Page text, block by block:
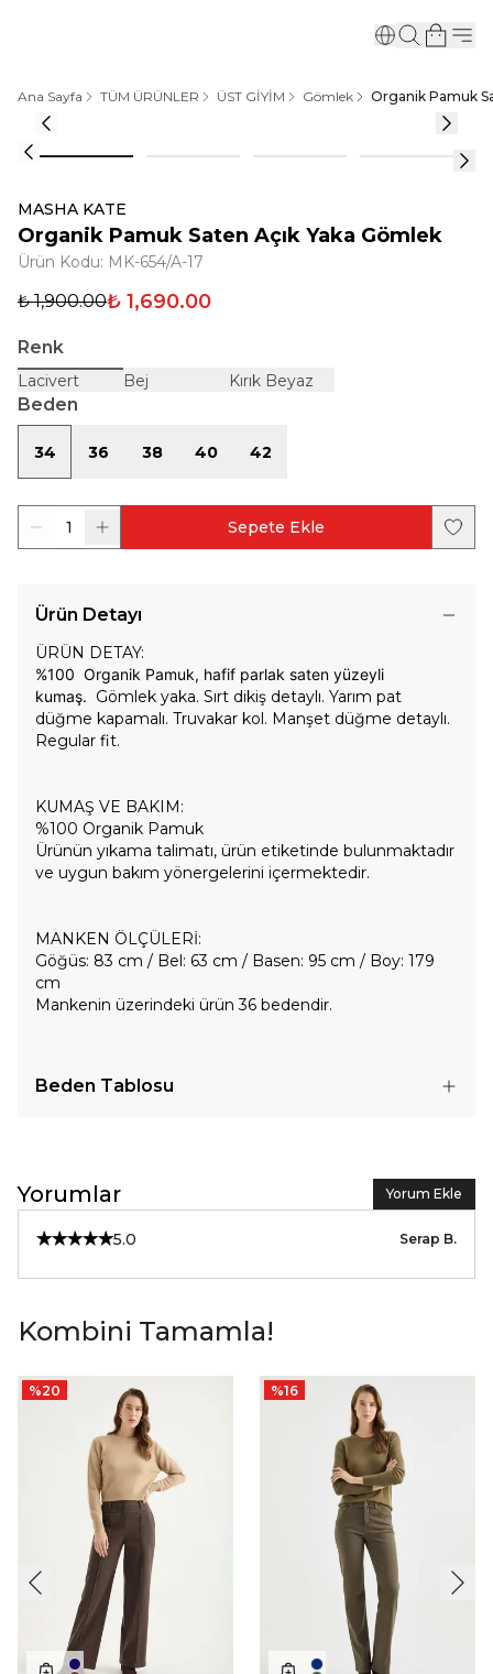
Ana Sayfa TÜM ÜRÜNLER ÜST GİYİM Gömlek Organik Pamuk
MASHA KATE
Organik Pamuk Saten Açık Yaka Gömlek
Ürün Kodu: MK-654/A-17
₺ 1,900.00₺ 1,690.00
Renk
Lacivert Bej Kırık Beyaz
Beden
34 36 38 40 42
1 Sepete Ekle
Ürün Detayı
ÜRÜN DETAY:
%100 Organik Pamuk, hafif parlak saten yüzeyli
kumaş. Gömlek yaka. Sırt dikiş detaylı. Yarım pat
düğme kapamalı. Truvakar kol. Manşet düğme detaylı.
Regular fit.
KUMAŞ VE BAKIM:
%100 Organik Pamuk
Ürünün yıkama talimatı, ürün etiketinde bulunmaktadır
ve uygun bakım yönergelerini içermektedir.
MANKEN ÖLÇÜLERİ:
Göğüs: 83 cm / Bel: 63 cm / Basen: 95 cm / Boy: 179
cm
Mankenin üzerindeki ürün 36 bedendir.
Beden Tablosu
Yorumlar Yorum Ekle
5.0 Serap B.
Kombini Tamamla!
%20 %16